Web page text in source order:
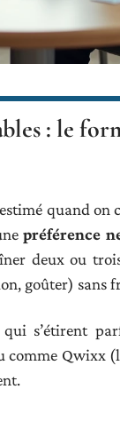
: le
quand on
préférence
deux ou
goûter) sans
s’étirent
Qwixx